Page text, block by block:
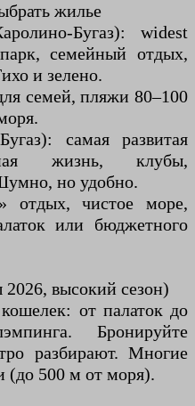
жилье
Бугаз): widest
семейный отдых,
и зелено.
семей, пляжи 80–100
самая развитая
жизнь, клубы,
но удобно.
отдых, чистое море,
или бюджетного
2026, высокий сезон)
от палаток до
Бронируйте
разбирают. Многие
(до 500 м от моря).